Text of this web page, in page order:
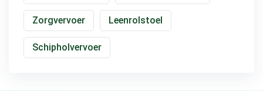
Zorgvervoer Leenrolstoel
Schipholvervoer